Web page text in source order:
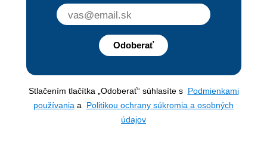
Odoberať
Stlačením tlačítka „Odoberať“ súhlasíte s Podmienkami
používania a Politikou ochrany súkromia a osobných
údajov